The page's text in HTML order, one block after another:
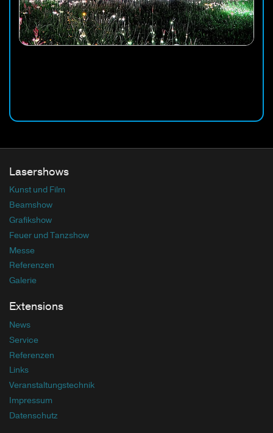
Lasershows
Kunst und Film
Beamshow
Grafikshow
Feuer und Tanzshow
Messe
Referenzen
Galerie
Extensions
News
Service
Referenzen
Links
Veranstaltungstechnik
Impressum
Datenschutz